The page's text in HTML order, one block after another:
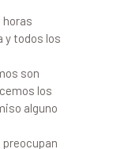
horas
y todos los
son
los
alguno